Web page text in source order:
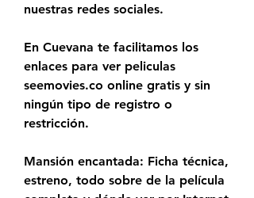
nuestras redes sociales.
En Cuevana te facilitamos los
enlaces para ver peliculas
seemovies.co online gratis y sin
ningún tipo de registro o
restricción.
Mansión encantada: Ficha técnica,
estreno, todo sobre de la película